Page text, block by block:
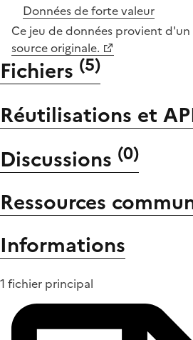
Données de forte valeur
Ce jeu de données provient
source originale.
Fichiers (5)
Réutilisations et
Discussions (0)
Ressources
Informations
1 fichier principal